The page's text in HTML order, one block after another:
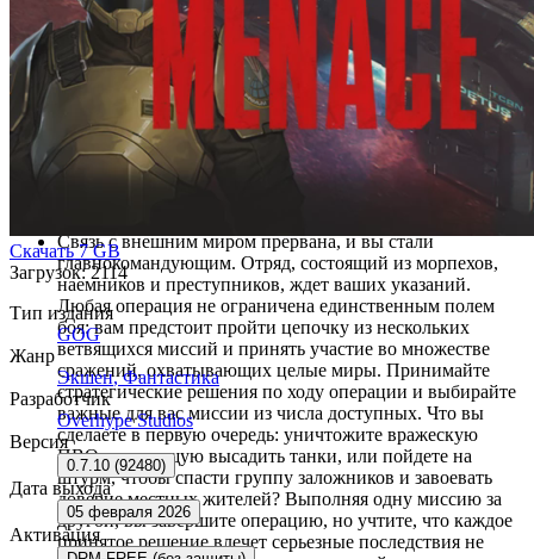
из них откликнуться, какие ресурсы задействовать и
когда вступить в бой, исходя из степени вашей
готовности. Эти решения определяют вашу репутацию
среди местных группировок и то, на какие уступки они
будут готовы пойти ради вас. Отдадите ли вы
предпочтение отношениям с торговцами оружием,
чтобы отправиться в бой с передовым снаряжением?
Либо, проигнорировав их запросы, вы поможете
кораблестроителям, которые позволят вашему флоту
Связь с внешним миром прервана, и вы стали
главнокомандующим. Отряд, состоящий из морпехов,
наемников и преступников, ждет ваших указаний.
Любая операция не ограничена единственным полем
боя: вам предстоит пройти цепочку из нескольких
ветвящихся миссий и принять участие во множестве
сражений, охватывающих целые миры. Принимайте
стратегические решения по ходу операции и выбирайте
важные для вас миссии из числа доступных. Что вы
сделаете в первую очередь: уничтожите вражескую
ПВО, мешающую высадить танки, или пойдете на
штурм, чтобы спасти группу заложников и завоевать
доверие местных жителей? Выполняя одну миссию за
другой, вы завершите операцию, но учтите, что каждое
принятое решение влечет серьезные последствия не
Скачать7 GB
Загрузок: 2114
Тип издания
GOG
Жанр
Экшен, Фантастика
Разработчик
Overhype Studios
Версия
0.7.10 (92480)
Дата выхода
05 февраля 2026
Активация